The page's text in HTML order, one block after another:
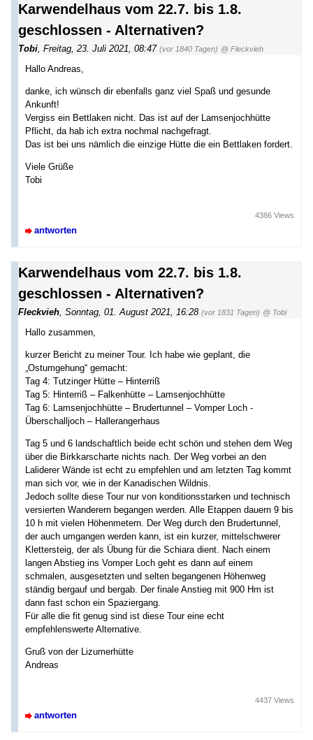
Karwendelhaus vom 22.7. bis 1.8.
geschlossen - Alternativen?
Tobi Freitag, 23. Juli 2021, 08:47 (vor 1840 Tagen) @ Fleckvieh
Hallo Andreas,
danke, ich wünsch dir ebenfalls ganz viel Spaß und gesunde
Ankunft!
Vergiss ein Bettlaken nicht. Das ist auf der Lamsenjochhütte
Pflicht, da hab ich extra nochmal nachgefragt.
Das ist bei uns nämlich die einzige Hütte die ein Bettlaken fordert.
Viele Grüße
Tobi
antworten
4386 Views
Karwendelhaus vom 22.7. bis 1.8.
geschlossen - Alternativen?
Fleckvieh Sonntag, 01. August 2021, 16:28 (vor 1831 Tagen) @ Tobi
Hallo zusammen,
kurzer Bericht zu meiner Tour. Ich habe wie geplant, die
„Ostumgehung“ gemacht:
Tag 4: Tutzinger Hütte – Hinterriß
Tag 5: Hinterriß – Falkenhütte – Lamsenjochhütte
Tag 6: Lamsenjochhütte – Brudertunnel – Vomper Loch -
Überschalljoch – Hallerangerhaus
Tag 5 und 6 landschaftlich beide echt schön und stehen dem Weg
über die Birkkarscharte nichts nach. Der Weg vorbei an den
Laliderer Wände ist echt zu empfehlen und am letzten Tag kommt
man sich vor, wie in der Kanadischen Wildnis.
Jedoch sollte diese Tour nur von konditionsstarken und technisch
versierten Wanderern begangen werden. Alle Etappen dauern 9 bis
10 h mit vielen Höhenmetern. Der Weg durch den Brudertunnel,
der auch umgangen werden kann, ist ein kurzer, mittelschwerer
Klettersteig, der als Übung für die Schiara dient. Nach einem
langen Abstieg ins Vomper Loch geht es dann auf einem
schmalen, ausgesetzten und selten begangenen Höhenweg
ständig bergauf und bergab. Der finale Anstieg mit 900 Hm ist
dann fast schon ein Spaziergang.
Für alle die fit genug sind ist diese Tour eine echt
empfehlenswerte Alternative.
Gruß von der Lizumerhütte
Andreas
antworten
4437 Views